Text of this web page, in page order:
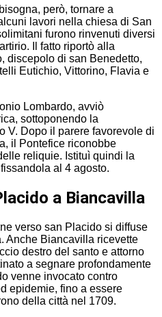
però, tornare a
lavori nella chiesa di San
furono rinvenuti diversi
Il fatto riportò alla
discepolo di san Benedetto,
Eutichio, Vittorino, Flavia e
Lombardo, avviò
sottoponendo la
V. Dopo il parere favorevole di
il Pontefice riconobbe
reliquie. Istituì quindi la
al 4 agosto.
a Biancavilla
verso san Placido si diffuse
Anche Biancavilla ricevette
destro del santo e attorno
a segnare profondamente
venne invocato contro
epidemie, fino a essere
della città nel 1709.